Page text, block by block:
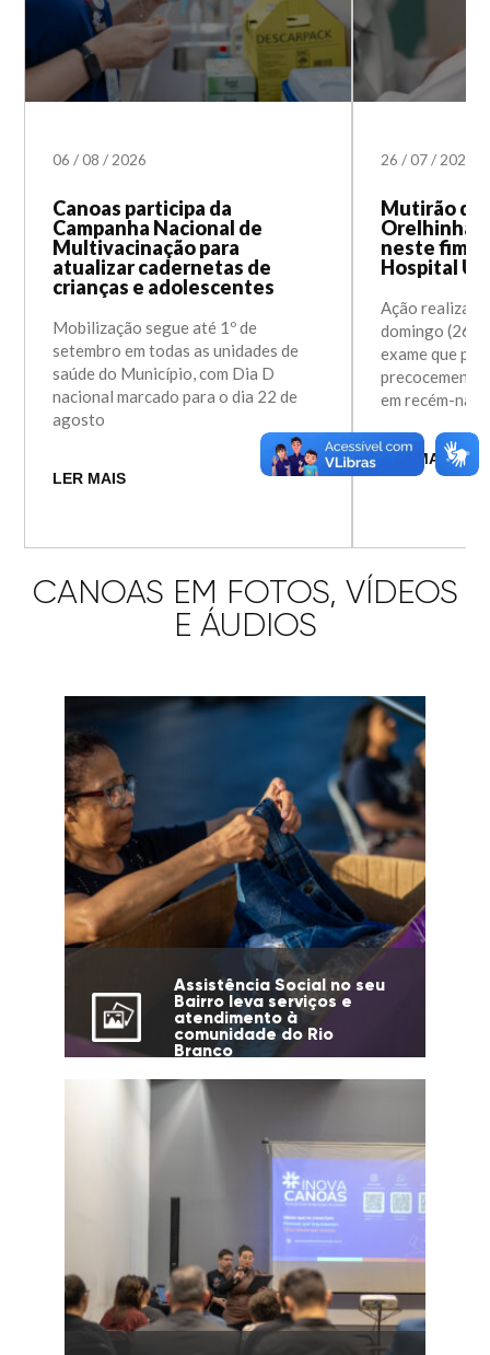
06/08/ 2026
Canoas participa da
Campanha Nacional de
Multivacinação para
atualizar cadernetas de
crianças e adolescentes
Mobilização segue até 1º de
setembro em todas as unidades de
saúde do Município, com Dia D
nacional marcado para o dia 22 de
agosto
LER MAIS
26/07/ 2026
Mutirão do
Orelhinha
neste fim
Hospital
Ação
domingo (26)
exame que
em recém-
LER MAIS
CANOAS EM FOTOS, VÍDEOS
E ÁUDIOS
Assistência Social no seu
Bairro leva serviços e
atendimento à
comunidade do Rio
Branco